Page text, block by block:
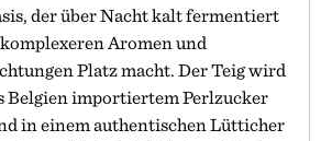
der über Nacht kalt fermentiert
Aromen und
Platz macht. Der Teig wird
Belgien importiertem Perlzucker
in einem authentischen Lütticher